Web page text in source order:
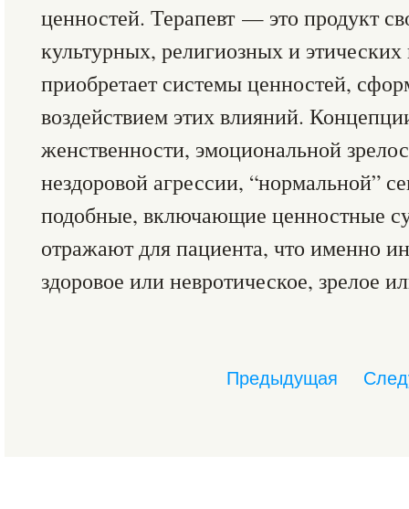
ценностей. Терапевт — это продукт
культурных, религиозных и
приобретает системы ценностей,
воздействием этих влияний.
женственности, эмоциональной
нездоровой агрессии, “нормальной”
подобные, включающие ценностные
отражают для пациента, что именно
здоровое или невротическое, зрелое
Предыдущая